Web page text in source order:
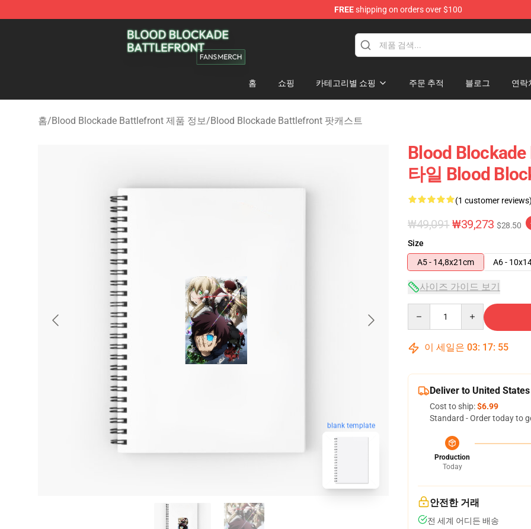
FREEshipping on orders over $100
Blood Blockade Battlefront Shop - Official Blood Blockade Battlefront Merchandise Store
홈 쇼핑 카테고리별 쇼핑 주문 추적 블로그 연락
홈/Blood Blockade Battlefront 제품 정보/Blood Blockade Battlefront 팟캐스트
blank template
Blood
타일 Blood
(1 customer reviews)
₩49,091 ₩39,273 $28.50
Size
A5 - 14,8x21cm
A6 -
사이즈 가이드 보기
이 세일은 03: 17: 54
Deliver to United States
Cost to ship:$6.99
Standard - Order today to
Production
Today
안전한 거래
전 세계 어디든 배송